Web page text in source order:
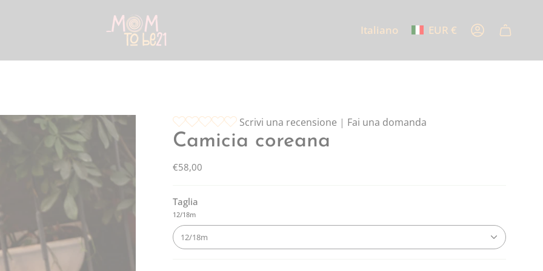
Lingua
Italiano Valuta
EUR € Account
Scrivi una recensione | Fai una domanda
Camicia coreana
€58,00
Taglia
12/18m
12/18m